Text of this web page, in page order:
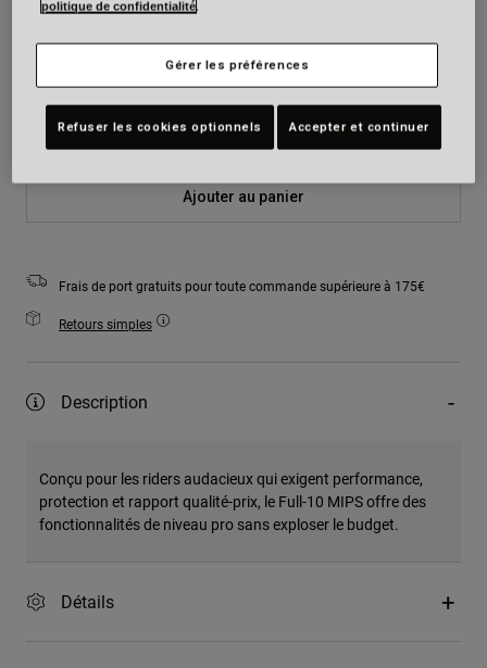
Taille Tableau des tailles
XS S M L XL 2XL
Ajouter au panier
Frais de port gratuits pour toute commande supérieure à 175€
Retours simples
Description
Conçu pour les riders audacieux qui exigent performance,
protection et rapport qualité-prix, le Full-10 MIPS offre des
fonctionnalités de niveau pro sans exploser le budget.
Détails
politique de confidentialité
Gérer les préférences
Refuser les cookies optionnels Accepter et continuer